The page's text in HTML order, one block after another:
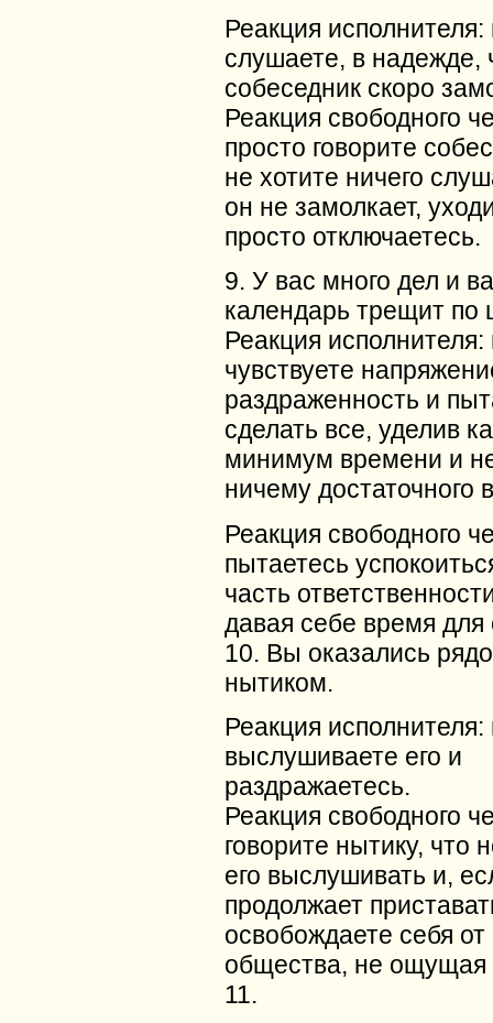
Реакция
слушаете, в надежде,
собеседник скоро
Реакция свободного
просто говорите
не хотите ничего
он не замолкает,
просто отключаетесь.
9. У вас много дел и
календарь трещит по
Реакция
чувствуете
раздраженность и
сделать все, уделив
минимум времени и
ничему достаточного
Реакция свободного
пытаетесь
часть
давая себе время для
10. Вы оказались
нытиком.
Реакция
выслушиваете его и
раздражаетесь.
Реакция свободного
говорите нытику, что
его выслушивать и,
продолжает
освобождаете себя от
общества, не ощущая
11.